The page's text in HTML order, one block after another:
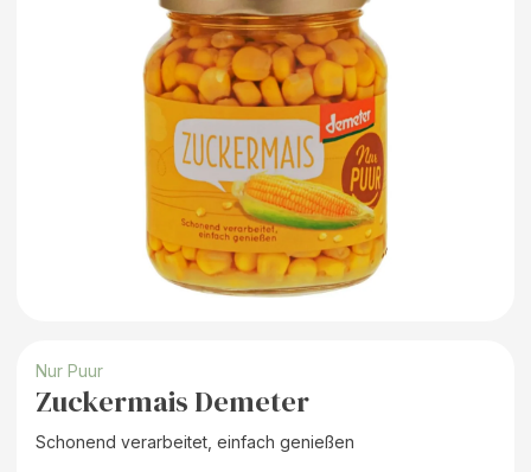
Nur Puur
Zuckermais Demeter
Schonend verarbeitet, einfach genießen